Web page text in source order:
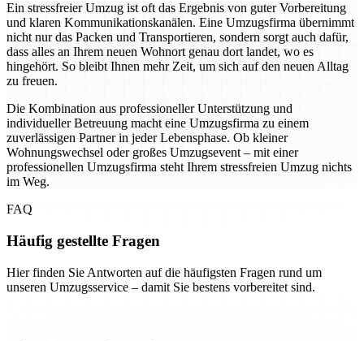
Ein stressfreier Umzug ist oft das Ergebnis von guter Vorbereitung
und klaren Kommunikationskanälen. Eine Umzugsfirma übernimmt
nicht nur das Packen und Transportieren, sondern sorgt auch dafür,
dass alles an Ihrem neuen Wohnort genau dort landet, wo es
hingehört. So bleibt Ihnen mehr Zeit, um sich auf den neuen Alltag
zu freuen.
Die Kombination aus professioneller Unterstützung und
individueller Betreuung macht eine Umzugsfirma zu einem
zuverlässigen Partner in jeder Lebensphase. Ob kleiner
Wohnungswechsel oder großes Umzugsevent – mit einer
professionellen Umzugsfirma steht Ihrem stressfreien Umzug nichts
im Weg.
FAQ
Häufig gestellte Fragen
Hier finden Sie Antworten auf die häufigsten Fragen rund um
unseren Umzugsservice – damit Sie bestens vorbereitet sind.